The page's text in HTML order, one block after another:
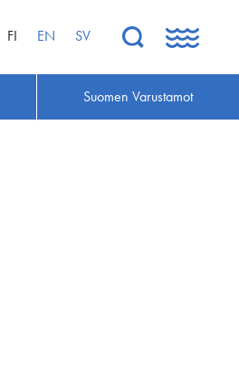
FI EN SV
Suomen Varustamot